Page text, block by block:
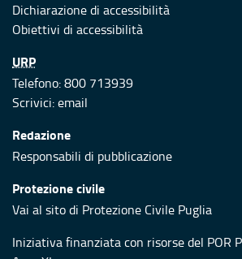
Dichiarazione di accessibilità
Obiettivi di accessibilità
URP
Telefono: 800 713939
Scrivici:email
Redazione
Responsabili di pubblicazione
Protezione civile
Vai al sito di Protezione Civile Puglia
Iniziativa finanziata con risorse del POR